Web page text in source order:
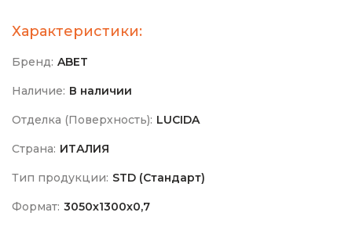
Характеристики:
Бренд: ABET
Наличие: В наличии
Отделка (Поверхность): LUCIDA
Страна: ИТАЛИЯ
Тип продукции: STD (Стандарт)
Формат: 3050х1300х0,7